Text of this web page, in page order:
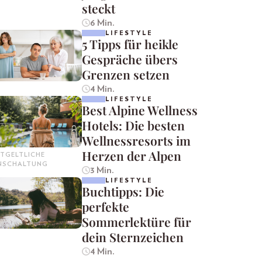
steckt
6 Min.
LIFESTYLE
5 Tipps für heikle
Gespräche übers
Grenzen setzen
4 Min.
LIFESTYLE
Best Alpine Wellness
Hotels: Die besten
Wellnessresorts im
Herzen der Alpen
3 Min.
LIFESTYLE
Buchtipps: Die
perfekte
Sommerlektüre für
dein Sternzeichen
4 Min.